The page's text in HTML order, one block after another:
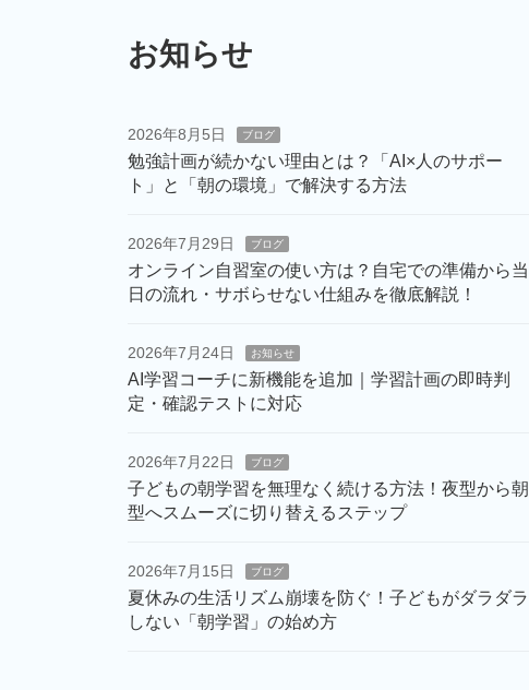
お知らせ
2026年8月5日 ブログ
勉強計画が続かない理由とは？「AI×人のサポー
ト」と「朝の環境」で解決する方法
2026年7月29日 ブログ
オンライン自習室の使い方は？自宅での準備から当
日の流れ・サボらせない仕組みを徹底解説！
2026年7月24日 お知らせ
AI学習コーチに新機能を追加｜学習計画の即時判
定・確認テストに対応
2026年7月22日 ブログ
子どもの朝学習を無理なく続ける方法！夜型から朝
型へスムーズに切り替えるステップ
2026年7月15日 ブログ
夏休みの生活リズム崩壊を防ぐ！子どもがダラダラ
しない「朝学習」の始め方